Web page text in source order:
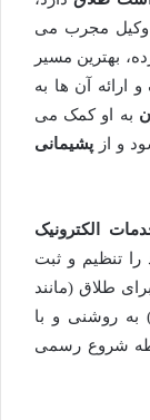
مجرب می
بهترین مسیر
ارائه آن ها به
به او کمک می
و از پشیمانی
الکترونیک
را تنظیم و ثبت
طلاق (مانند
به روشنی و با
شروع رسمی